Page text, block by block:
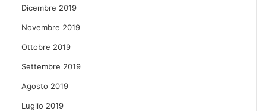
Dicembre 2019
Novembre 2019
Ottobre 2019
Settembre 2019
Agosto 2019
Luglio 2019